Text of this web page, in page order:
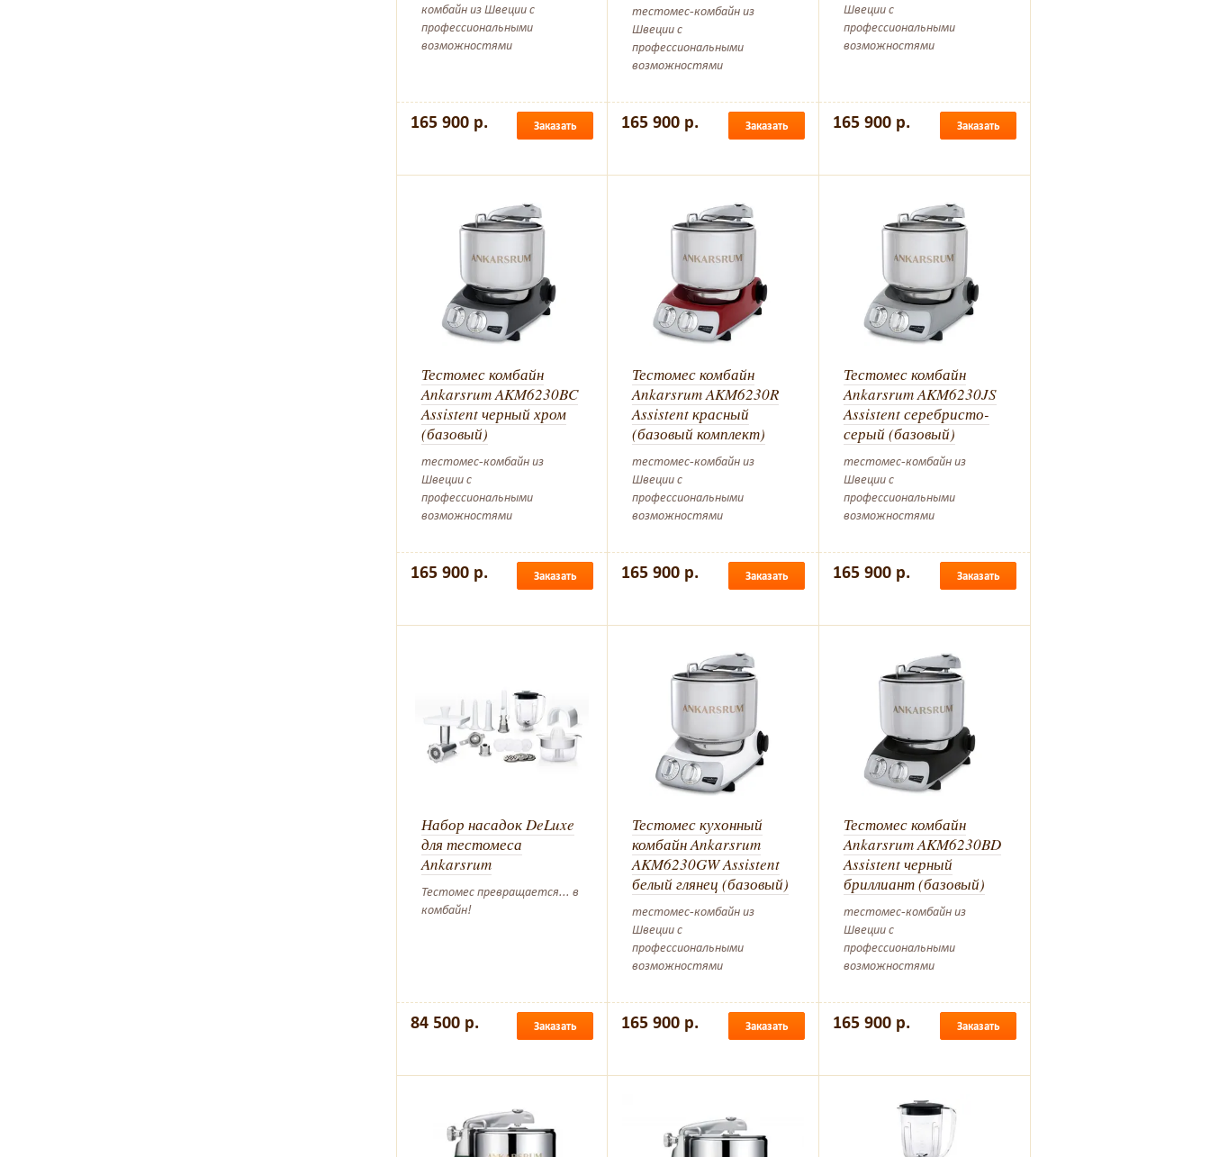
комбайн из Швеции с
профессиональными
возможностями
165 900 р. Заказать
тестомес-комбайн из
Швеции с
профессиональными
возможностями
165 900 р. Заказать
Швеции с
профессиональными
возможностями
165 900 р. Заказать
Тестомес комбайн
Ankarsrum AKM6230BC
Assistent черный хром
(базовый)
тестомес-комбайн из
Швеции с
профессиональными
возможностями
165 900 р. Заказать
Тестомес комбайн
Ankarsrum AKM6230R
Assistent красный
(базовый комплект)
тестомес-комбайн из
Швеции с
профессиональными
возможностями
165 900 р. Заказать
Тестомес комбайн
Ankarsrum AKM6230JS
Assistent серебристо-
серый (базовый)
тестомес-комбайн из
Швеции с
профессиональными
возможностями
165 900 р. Заказать
Набор насадок DeLuxe
для тестомеса
Ankarsrum
Тестомес превращается... в
комбайн!
84 500 р. Заказать
Тестомес кухонный
комбайн Ankarsrum
AKM6230GW Assistent
белый глянец (базовый)
тестомес-комбайн из
Швеции с
профессиональными
возможностями
165 900 р. Заказать
Тестомес комбайн
Ankarsrum AKM6230BD
Assistent черный
бриллиант (базовый)
тестомес-комбайн из
Швеции с
профессиональными
возможностями
165 900 р. Заказать